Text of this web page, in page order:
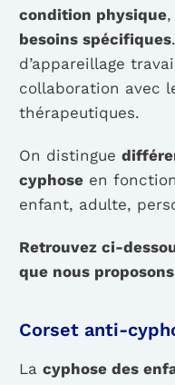
condition physique,
besoins spécifiques
d’appareillage
collaboration avec
thérapeutiques.
On distingue
cyphoseen
enfant, adulte,
Retrouvez ci-
que nous
Corset anti-
La cyphose des